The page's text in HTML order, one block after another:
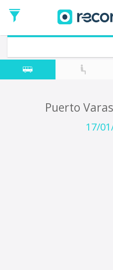
de
Ida
Vuelta (opcional)
Fecha
de
Puerto
17/